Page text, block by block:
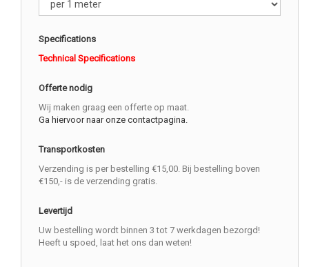
Specifications
Technical Specifications
Offerte nodig
Wij maken graag een offerte op maat.
Ga hiervoor naar onze contactpagina.
Transportkosten
Verzending is per bestelling €15,00. Bij bestelling boven
€150,- is de verzending gratis.
Levertijd
Uw bestelling wordt binnen 3 tot 7 werkdagen bezorgd!
Heeft u spoed, laat het ons dan weten!